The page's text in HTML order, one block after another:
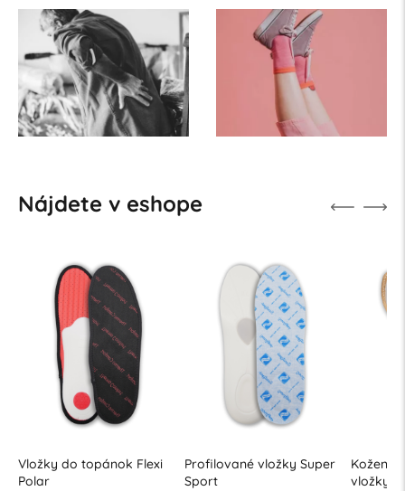
Nájdete v eshope
Vložky do topánok Flexi
Polar
Profilované vložky Super
Sport
Kožené
vložky